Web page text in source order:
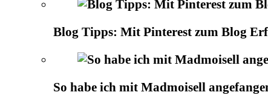
Blog Tipps: Mit Pinterest zum Blog
So habe ich mit Madmoisell